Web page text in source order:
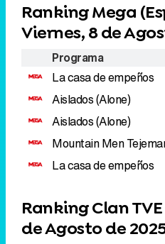
Ranking Mega
Viernes, 8 de
Programa
La casa de empeños
Aislados (Alone)
Aislados (Alone)
Mountain Men
La casa de empeños
Ranking Clan TVE
de Agosto de